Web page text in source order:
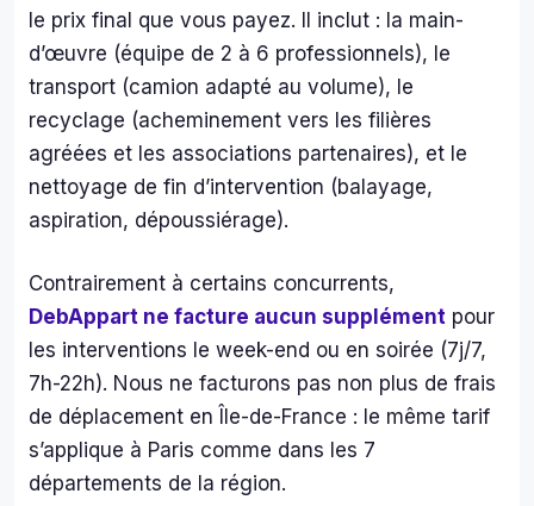
le prix final que vous payez. Il inclut : la main-
d’œuvre (équipe de 2 à 6 professionnels), le
transport (camion adapté au volume), le
recyclage (acheminement vers les filières
agréées et les associations partenaires), et le
nettoyage de fin d’intervention (balayage,
aspiration, dépoussiérage).
Contrairement à certains concurrents,
DebAppart ne facture aucun supplément pour
les interventions le week-end ou en soirée (7j/7,
7h-22h). Nous ne facturons pas non plus de frais
de déplacement en Île-de-France : le même tarif
s’applique à Paris comme dans les 7
départements de la région.